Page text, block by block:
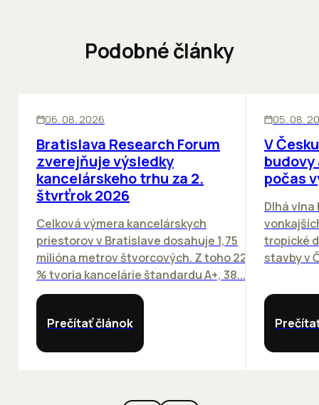
Podobné články
06. 08. 2026
Bratislava Research Forum
zverejňuje výsledky
kancelárskeho trhu za 2.
štvrťrok 2026
Celková výmera kancelárskych
priestorov v Bratislave dosahuje 1,75
milióna metrov štvorcových. Z toho 22
% tvoria kancelárie štandardu A+, 38...
Prečítať článok
05. 08.
V
počas
Dlhá
tropické
stavby v